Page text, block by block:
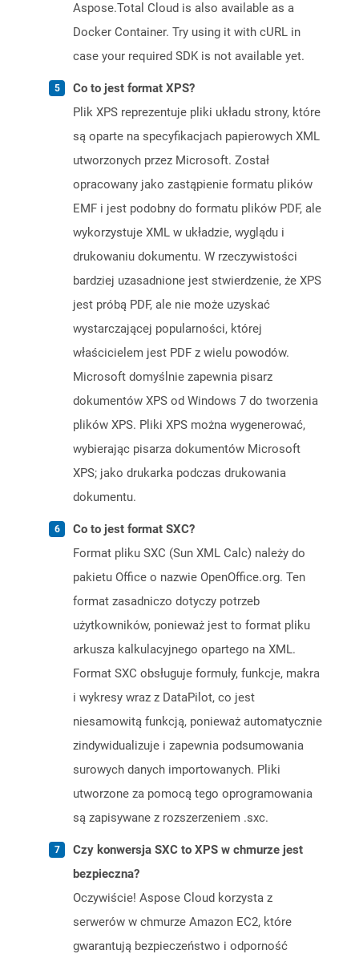
Aspose.Total Cloud is also available as a
Docker Container. Try using it with cURL in
case your required SDK is not available yet.
Co to jest format XPS?
Plik XPS reprezentuje pliki układu strony, które
są oparte na specyfikacjach papierowych XML
utworzonych przez Microsoft. Został
opracowany jako zastąpienie formatu plików
EMF i jest podobny do formatu plików PDF, ale
wykorzystuje XML w układzie, wyglądu i
drukowaniu dokumentu. W rzeczywistości
bardziej uzasadnione jest stwierdzenie, że XPS
jest próbą PDF, ale nie może uzyskać
wystarczającej popularności, której
właścicielem jest PDF z wielu powodów.
Microsoft domyślnie zapewnia pisarz
dokumentów XPS od Windows 7 do tworzenia
plików XPS. Pliki XPS można wygenerować,
wybierając pisarza dokumentów Microsoft
XPS; jako drukarka podczas drukowania
dokumentu.
Co to jest format SXC?
Format pliku SXC (Sun XML Calc) należy do
pakietu Office o nazwie OpenOffice.org. Ten
format zasadniczo dotyczy potrzeb
użytkowników, ponieważ jest to format pliku
arkusza kalkulacyjnego opartego na XML.
Format SXC obsługuje formuły, funkcje, makra
i wykresy wraz z DataPilot, co jest
niesamowitą funkcją, ponieważ automatycznie
zindywidualizuje i zapewnia podsumowania
surowych danych importowanych. Pliki
utworzone za pomocą tego oprogramowania
są zapisywane z rozszerzeniem .sxc.
Czy konwersja SXC to XPS w chmurze jest
bezpieczna?
Oczywiście! Aspose Cloud korzysta z
serwerów w chmurze Amazon EC2, które
gwarantują bezpieczeństwo i odporność